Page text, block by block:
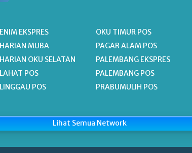
ENIM EKSPRES
HARIAN MUBA
HARIAN OKU SELATAN
LAHAT POS
LINGGAU POS
OKU TIMUR POS
PAGAR ALAM POS
PALEMBANG EKSPRES
PALEMBANG POS
PRABUMULIH POS
Lihat Semua Network